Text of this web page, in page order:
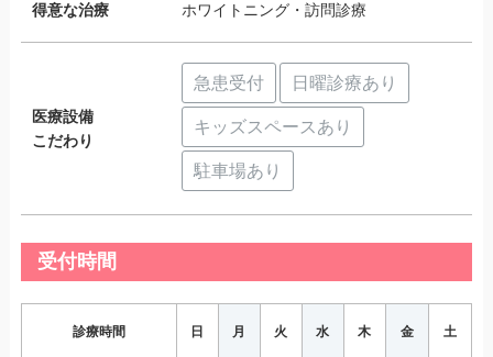
得意な治療 ホワイトニング・訪問診療
医療設備
こだわり
急患受付 日曜診療あり
キッズスペースあり
駐車場あり
受付時間
診療時間 日 月 火 水 木 金 土